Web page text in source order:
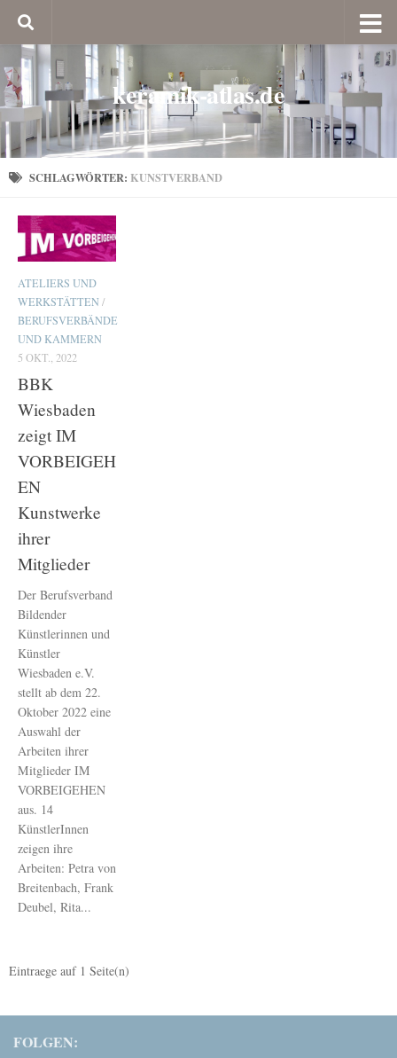
keramik-atlas.de
SCHLAGWÖRTER: KUNSTVERBAND
ATELIERS UND
WERKSTÄTTEN/
BERUFSVERBÄNDE
UND KAMMERN
5 OKT., 2022
BBK
Wiesbaden
zeigt IM
VORBEIGEH
EN
Kunstwerke
ihrer
Mitglieder
Der Berufsverband
Bildender
Künstlerinnen und
Künstler
Wiesbaden e.V.
stellt ab dem 22.
Oktober 2022 eine
Auswahl der
Arbeiten ihrer
Mitglieder IM
VORBEIGEHEN
aus. 14
KünstlerInnen
zeigen ihre
Arbeiten: Petra von
Breitenbach, Frank
Deubel, Rita...
Eintraege auf 1 Seite(n)
FOLGEN: